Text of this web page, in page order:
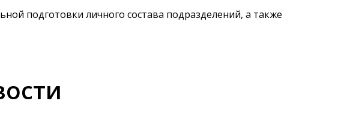
подготовки личного состава подразделений, а также